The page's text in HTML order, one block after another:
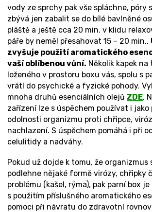
vody ze sprchy pak vše spláchne, póry
zbývá jen zabalit se do bílé bavlněné
pláště a ještě cca 20 min. v klidu
páře by neměl přesahovat 15 – 20 min..
zvyšuje použití aromatického
vaší oblíbenou vůní. Několik kapek
loženého v prostoru boxu vás, spolu s
vrátí do psychické a fyzické pohody.
mnoha druhů esenciálních olejů ZDE.
zařízení lze s úspěchem používat i jako
odolnosti organizmu proti chřipce,
nachlazení. S úspěchem pomáhá i při
celulitidy a nadváhy.
Pokud už dojde k tomu, že organizmus
podlehne nějaké formě virózy, chřipky
problému (kašel, rýma), pak parní box
s použitím příslušného aromatického
pomoci při návratu do zdravotní